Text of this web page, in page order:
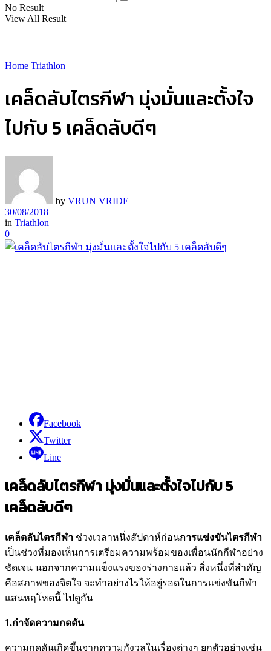
No Result
View All Result
Home Triathlon
เคล็ดลับไตรกีฬา มุ่งมั่นและตั้งใจ
ไปกับ 5 เคล็ดลับดีๆ
by VRUN VRIDE
30/08/2018
in Triathlon
0
Facebook
Twitter
Line
เคล็ดลับไตรกีฬา มุ่งมั่นและตั้งใจไปกับ 5
เคล็ดลับดีๆ
เคล็ดลับไตรกีฬา ช่วงเวลาหนึ่งสัปดาห์ก่อนการแข่งขันไตรกีฬา
เป็นช่วงที่มองเห็นการเตรียมความพร้อมของเพื่อนนักกีฬาอย่าง
ชัดเจน นอกจากความแข็งแรงของร่างกายแล้ว สิ่งหนึ่งที่สำคัญ
คือสภาพของจิตใจ จะทำอย่างไรให้อยู่รอดในการแข่งขันกีฬา
แสนหฤโหดนี้ ไปดูกัน
1.กำจัดความกดดัน
ความกดดันเกิดขึ้นจากความกังวลในเรื่องต่างๆ ยกตัวอย่างเช่น